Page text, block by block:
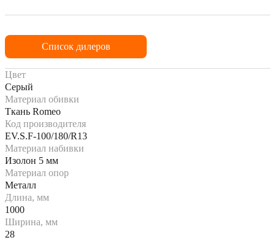
Список дилеров
Цвет
Серый
Материал обивки
Ткань Romeo
Код производителя
EV.S.F-100/180/R13
Материал набивки
Изолон 5 мм
Материал опор
Металл
Длина, мм
1000
Ширина, мм
28